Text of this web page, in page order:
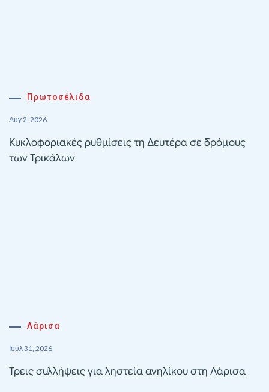
Πρωτοσέλιδα
Αυγ 2, 2026
Κυκλοφοριακές ρυθμίσεις τη Δευτέρα σε δρόμους
των Τρικάλων
Λάρισα
Ιούλ 31, 2026
Τρεις συλλήψεις για ληστεία ανηλίκου στη Λάρισα